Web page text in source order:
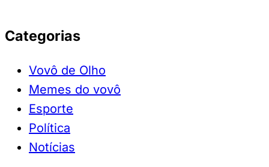
Categorias
Vovô de Olho
Memes do vovô
Esporte
Política
Notícias